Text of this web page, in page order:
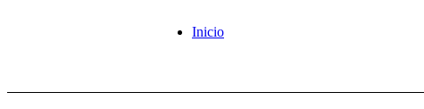
Inicio